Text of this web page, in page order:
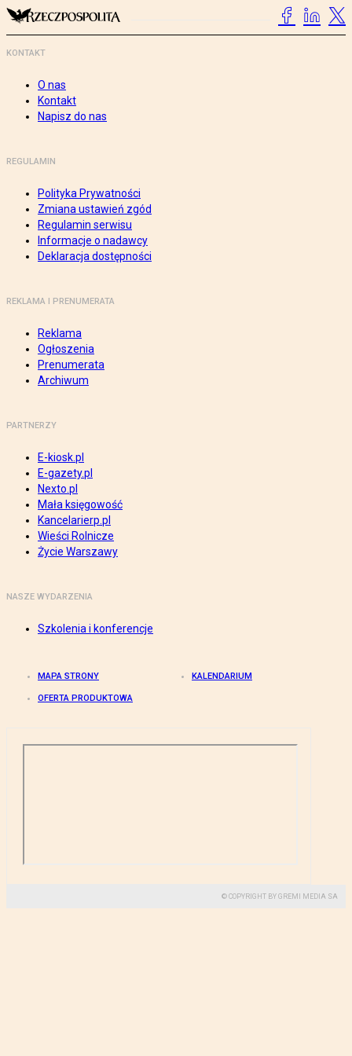
KONTAKT
O nas
Kontakt
Napisz do nas
REGULAMIN
Polityka Prywatności
Zmiana ustawień zgód
Regulamin serwisu
Informacje o nadawcy
Deklaracja dostępności
REKLAMA I PRENUMERATA
Reklama
Ogłoszenia
Prenumerata
Archiwum
PARTNERZY
E-kiosk.pl
E-gazety.pl
Nexto.pl
Mała księgowość
Kancelarierp.pl
Wieści Rolnicze
Życie Warszawy
NASZE WYDARZENIA
Szkolenia i konferencje
MAPA STRONY KALENDARIUM
OFERTA PRODUKTOWA
© COPYRIGHT BY GREMI MEDIA SA